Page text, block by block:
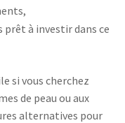
prêt à investir dans ce
si vous cherchez
de peau ou aux
alternatives pour